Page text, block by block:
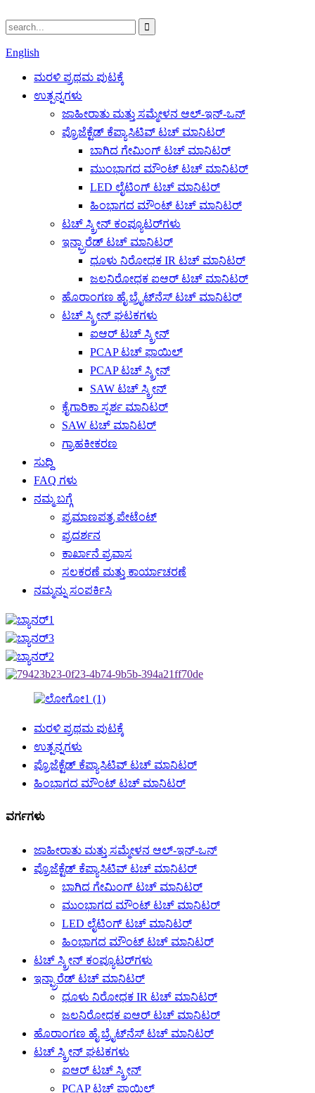
English
ಮರಳಿ ಪ್ರಥಮ ಪುಟಕ್ಕೆ
ಉತ್ಪನ್ನಗಳು
ಜಾಹೀರಾತು ಮತ್ತು ಸಮ್ಮೇಳನ ಆಲ್-ಇನ್-ಒನ್
ಪ್ರೊಜೆಕ್ಟೆಡ್ ಕೆಪ್ಯಾಸಿಟಿವ್ ಟಚ್ ಮಾನಿಟರ್
ಬಾಗಿದ ಗೇಮಿಂಗ್ ಟಚ್ ಮಾನಿಟರ್
ಮುಂಭಾಗದ ಮೌಂಟ್ ಟಚ್ ಮಾನಿಟರ್
LED ಲೈಟಿಂಗ್ ಟಚ್ ಮಾನಿಟರ್
ಹಿಂಭಾಗದ ಮೌಂಟ್ ಟಚ್ ಮಾನಿಟರ್
ಟಚ್ ಸ್ಕ್ರೀನ್ ಕಂಪ್ಯೂಟರ್‌ಗಳು
ಇನ್ಫ್ರಾರೆಡ್ ಟಚ್ ಮಾನಿಟರ್
ಧೂಳು ನಿರೋಧಕ IR ಟಚ್ ಮಾನಿಟರ್
ಜಲನಿರೋಧಕ ಐಆರ್ ಟಚ್ ಮಾನಿಟರ್
ಹೊರಾಂಗಣ ಹೈ ಬ್ರೈಟ್‌ನೆಸ್ ಟಚ್ ಮಾನಿಟರ್
ಟಚ್ ಸ್ಕ್ರೀನ್ ಘಟಕಗಳು
ಐಆರ್ ಟಚ್ ಸ್ಕ್ರೀನ್
PCAP ಟಚ್ ಫಾಯಿಲ್
PCAP ಟಚ್ ಸ್ಕ್ರೀನ್
SAW ಟಚ್ ಸ್ಕ್ರೀನ್
ಕೈಗಾರಿಕಾ ಸ್ಪರ್ಶ ಮಾನಿಟರ್
SAW ಟಚ್ ಮಾನಿಟರ್
ಗ್ರಾಹಕೀಕರಣ
ಸುದ್ದಿ
FAQ ಗಳು
ನಮ್ಮ ಬಗ್ಗೆ
ಪ್ರಮಾಣಪತ್ರ ಪೇಟೆಂಟ್
ಪ್ರದರ್ಶನ
ಕಾರ್ಖಾನೆ ಪ್ರವಾಸ
ಸಲಕರಣೆ ಮತ್ತು ಕಾರ್ಯಾಚರಣೆ
ನಮ್ಮನ್ನು ಸಂಪರ್ಕಿಸಿ
ಮರಳಿ ಪ್ರಥಮ ಪುಟಕ್ಕೆ
ಉತ್ಪನ್ನಗಳು
ಪ್ರೊಜೆಕ್ಟೆಡ್ ಕೆಪ್ಯಾಸಿಟಿವ್ ಟಚ್ ಮಾನಿಟರ್
ಹಿಂಭಾಗದ ಮೌಂಟ್ ಟಚ್ ಮಾನಿಟರ್
ವರ್ಗಗಳು
ಜಾಹೀರಾತು ಮತ್ತು ಸಮ್ಮೇಳನ ಆಲ್-ಇನ್-ಒನ್
ಪ್ರೊಜೆಕ್ಟೆಡ್ ಕೆಪ್ಯಾಸಿಟಿವ್ ಟಚ್ ಮಾನಿಟರ್
ಬಾಗಿದ ಗೇಮಿಂಗ್ ಟಚ್ ಮಾನಿಟರ್
ಮುಂಭಾಗದ ಮೌಂಟ್ ಟಚ್ ಮಾನಿಟರ್
LED ಲೈಟಿಂಗ್ ಟಚ್ ಮಾನಿಟರ್
ಹಿಂಭಾಗದ ಮೌಂಟ್ ಟಚ್ ಮಾನಿಟರ್
ಟಚ್ ಸ್ಕ್ರೀನ್ ಕಂಪ್ಯೂಟರ್‌ಗಳು
ಇನ್ಫ್ರಾರೆಡ್ ಟಚ್ ಮಾನಿಟರ್
ಧೂಳು ನಿರೋಧಕ IR ಟಚ್ ಮಾನಿಟರ್
ಜಲನಿರೋಧಕ ಐಆರ್ ಟಚ್ ಮಾನಿಟರ್
ಹೊರಾಂಗಣ ಹೈ ಬ್ರೈಟ್‌ನೆಸ್ ಟಚ್ ಮಾನಿಟರ್
ಟಚ್ ಸ್ಕ್ರೀನ್ ಘಟಕಗಳು
ಐಆರ್ ಟಚ್ ಸ್ಕ್ರೀನ್
PCAP ಟಚ್ ಫಾಯಿಲ್